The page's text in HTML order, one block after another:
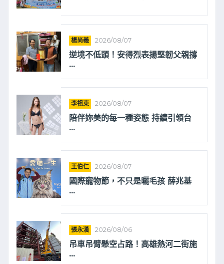
楊尚義 2026/08/07
逆境不低頭！安得烈表揚堅韌父親撐
...
李祖東 2026/08/07
陪伴妳美的每一種姿態 持續引領台
...
王伯仁 2026/08/07
國際寵物節，不只是曬毛孩 薛兆基
...
張永漢 2026/08/06
吊車吊臂懸空占路！高雄熱河二街施
...